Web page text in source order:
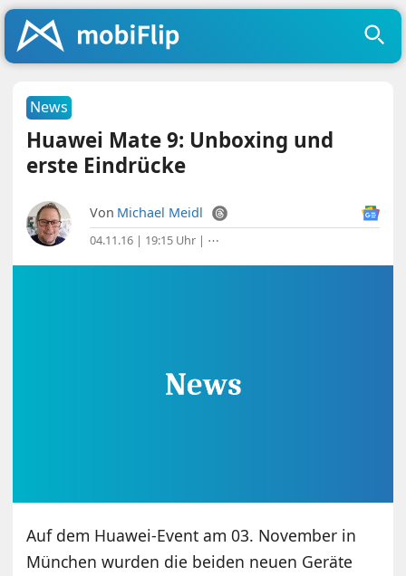
News
Huawei Mate 9: Unboxing und
erste Eindrücke
Von Michael Meidl
04.11.16 | 19:15 Uhr | ⋯
Auf dem Huawei-Event am 03. November in
München wurden die beiden neuen Geräte